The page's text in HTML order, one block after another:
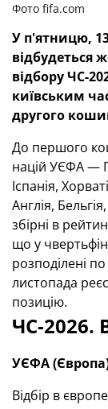
Фото fifa.com
У п'ятницю,
відбудеться
відбору ЧС-
київським
другого
До першого
націй УЄФА —
Іспанія,
Англія,
збірні в
що у
розподілені
листопада
позицію.
ЧС-2026.
УЄФА
Відбір в